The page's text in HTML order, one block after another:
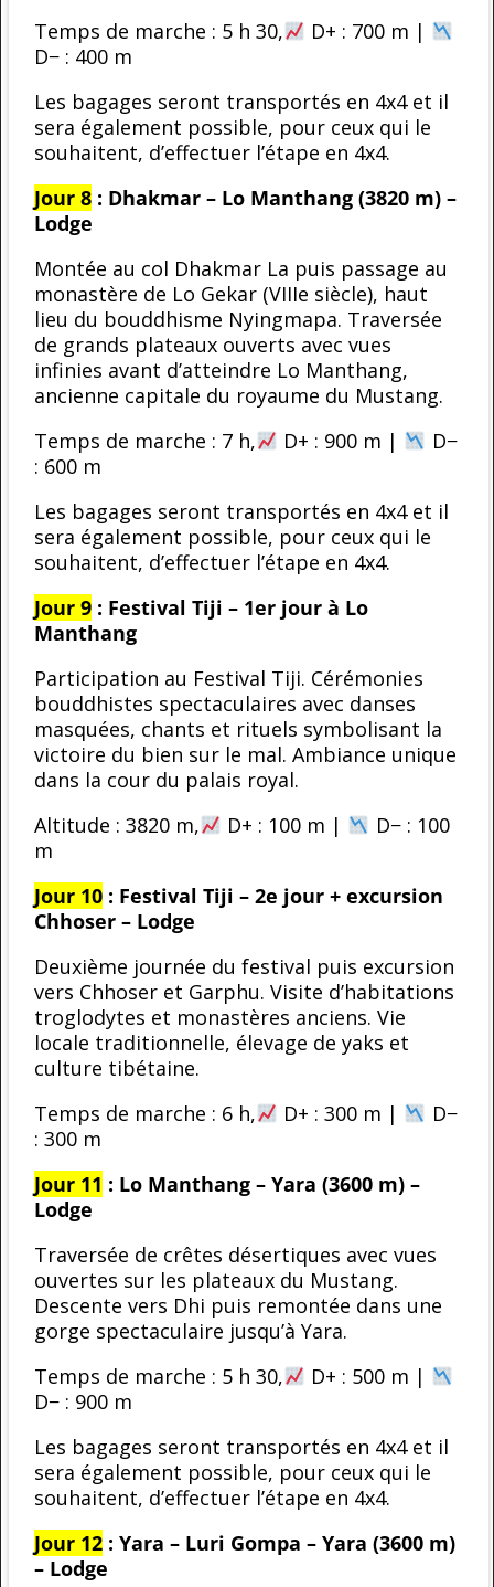
Temps de marche : 5 h 30,
D+ : 700 m |
D− : 400 m
Les bagages seront transportés en 4x4 et il
sera également possible, pour ceux qui le
souhaitent, d’effectuer l’étape en 4x4.
Jour 8: Dhakmar – Lo Manthang (3820 m) –
Lodge
Montée au col Dhakmar La puis passage au
monastère de Lo Gekar (VIIIe siècle), haut
lieu du bouddhisme Nyingmapa. Traversée
de grands plateaux ouverts avec vues
infinies avant d’atteindre Lo Manthang,
ancienne capitale du royaume du Mustang.
Temps de marche : 7 h,
D+ : 900 m |
D−
: 600 m
Les bagages seront transportés en 4x4 et il
sera également possible, pour ceux qui le
souhaitent, d’effectuer l’étape en 4x4.
Jour 9: Festival Tiji – 1er jour à Lo
Manthang
Participation au Festival Tiji. Cérémonies
bouddhistes spectaculaires avec danses
masquées, chants et rituels symbolisant la
victoire du bien sur le mal. Ambiance unique
dans la cour du palais royal.
Altitude : 3820 m,
D+ : 100 m |
D− : 100
m
Jour 10: Festival Tiji – 2e jour + excursion
Chhoser – Lodge
Deuxième journée du festival puis excursion
vers Chhoser et Garphu. Visite d’habitations
troglodytes et monastères anciens. Vie
locale traditionnelle, élevage de yaks et
culture tibétaine.
Temps de marche : 6 h,
D+ : 300 m |
D−
: 300 m
Jour 11 : Lo Manthang – Yara (3600 m) –
Lodge
Traversée de crêtes désertiques avec vues
ouvertes sur les plateaux du Mustang.
Descente vers Dhi puis remontée dans une
gorge spectaculaire jusqu’à Yara.
Temps de marche : 5 h 30,
D+ : 500 m |
D− : 900 m
Les bagages seront transportés en 4x4 et il
sera également possible, pour ceux qui le
souhaitent, d’effectuer l’étape en 4x4.
Jour 12: Yara – Luri Gompa – Yara (3600 m)
– Lodge